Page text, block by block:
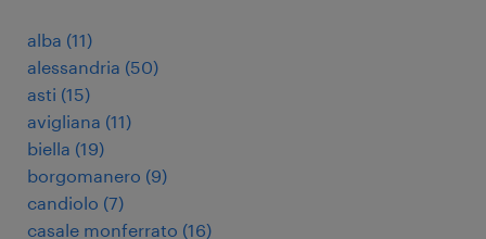
alba (11)
alessandria (50)
asti (15)
avigliana (11)
biella (19)
borgomanero (9)
candiolo (7)
casale monferrato (16)